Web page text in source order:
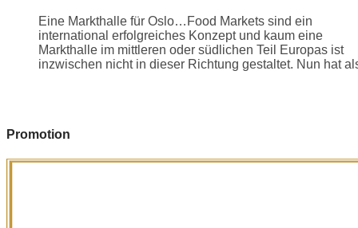
Eine Markthalle für Oslo…Food Markets sind ein
international erfolgreiches Konzept und kaum eine
Markthalle im mittleren oder südlichen Teil Europas ist
inzwischen nicht in dieser Richtung gestaltet. Nun hat
Promotion